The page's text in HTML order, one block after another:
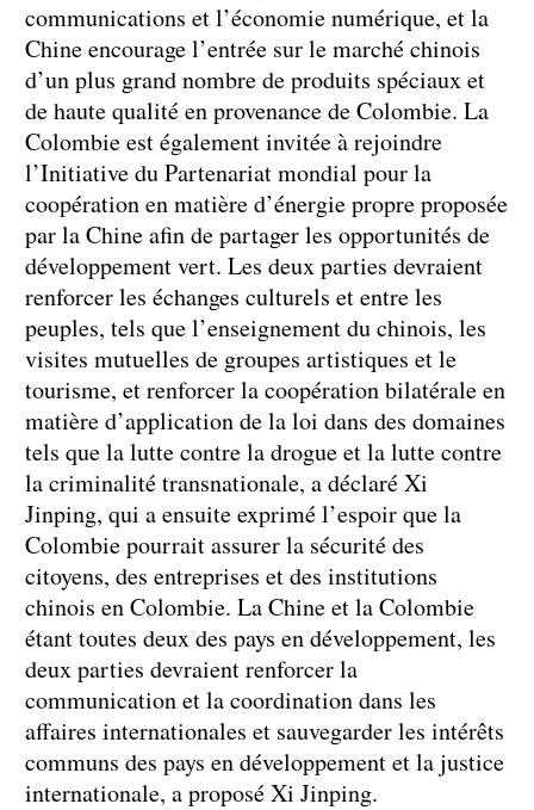
communications et l’économie numérique, et la
Chine encourage l’entrée sur le marché chinois
d’un plus grand nombre de produits spéciaux et
de haute qualité en provenance de Colombie. La
Colombie est également invitée à rejoindre
l’Initiative du Partenariat mondial pour la
coopération en matière d’énergie propre proposée
par la Chine afin de partager les opportunités de
développement vert. Les deux parties devraient
renforcer les échanges culturels et entre les
peuples, tels que l’enseignement du chinois, les
visites mutuelles de groupes artistiques et le
tourisme, et renforcer la coopération bilatérale en
matière d’application de la loi dans des domaines
tels que la lutte contre la drogue et la lutte contre
la criminalité transnationale, a déclaré Xi
Jinping, qui a ensuite exprimé l’espoir que la
Colombie pourrait assurer la sécurité des
citoyens, des entreprises et des institutions
chinois en Colombie. La Chine et la Colombie
étant toutes deux des pays en développement, les
deux parties devraient renforcer la
communication et la coordination dans les
affaires internationales et sauvegarder les intérêts
communs des pays en développement et la justice
internationale, a proposé Xi Jinping.